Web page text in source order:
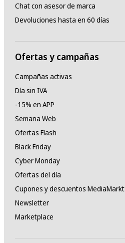
Chat con asesor de marca
Devoluciones hasta en 60 días
Ofertas y campañas
Campañas activas
Día sin IVA
-15% en APP
Semana Web
Ofertas Flash
Black Friday
Cyber Monday
Ofertas del día
Cupones y descuentos MediaMarkt
Newsletter
Marketplace